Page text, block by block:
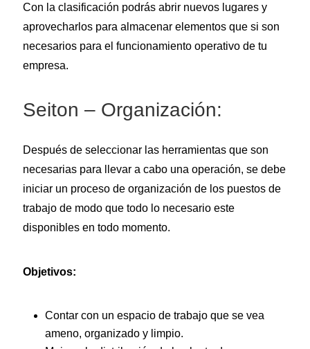
Con la clasificación podrás abrir nuevos lugares y
aprovecharlos para almacenar elementos que si son
necesarios para el funcionamiento operativo de tu
empresa.
Seiton – Organización:
Después de seleccionar las herramientas que son
necesarias para llevar a cabo una operación, se debe
iniciar un proceso de organización de los puestos de
trabajo de modo que todo lo necesario este
disponibles en todo momento.
Objetivos:
Contar con un espacio de trabajo que se vea
ameno, organizado y limpio.